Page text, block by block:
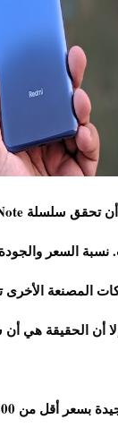
نسبة السعر
المصنعة الأخرى
إلا أن الحقيقة هي